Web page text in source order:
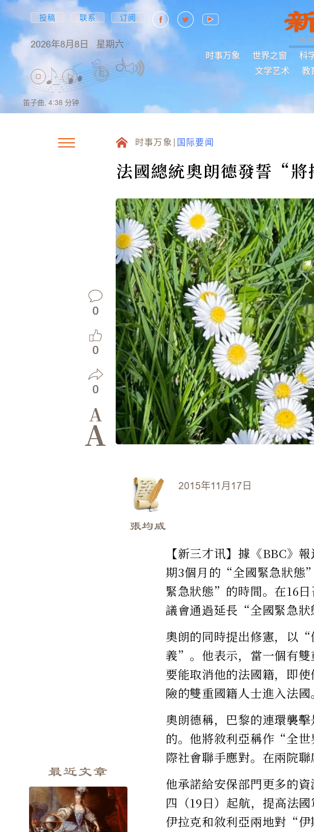
投稿 联系 订阅
2026年8月8日 星期六
时事万象 世界之窗 科
文学艺术
教
笛子曲, 4:38 分钟
时事万象 国际要闻
法國總統奧朗德發誓“將
0
0
0
A
A
最近文章
2015年11月17日
張均威
【新三才讯】據《BBC》
期3個月的“全國緊急狀態
緊急狀態”的時間。在16
議會通過延長“全國緊急狀
奧朗的同時提出修憲，以“
義”。他表示，當一個有雙
要能取消他的法國籍，即
險的雙重國籍人士進入法國。
奧朗德稱，巴黎的連環襲
的。他將敘利亞稱作“全
際社會聯手應對。在兩院
他承諾給安保部門更多的
四（19日）起航，提高法
伊拉克和敘利亞兩地對“伊